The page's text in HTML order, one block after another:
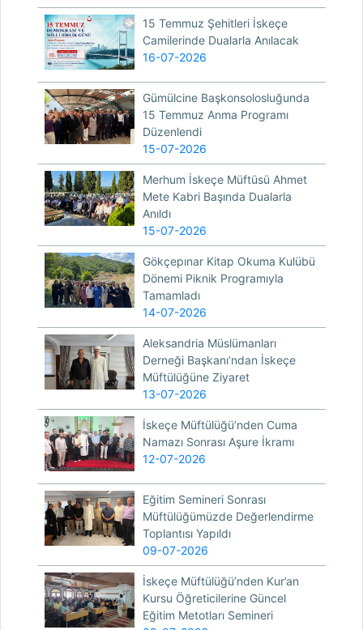
15 Temmuz Şehitleri İskeçe
Camilerinde Dualarla Anılacak
16-07-2026
Gümülcine Başkonsolosluğunda
15 Temmuz Anma Programı
Düzenlendi
15-07-2026
Merhum İskeçe Müftüsü Ahmet
Mete Kabri Başında Dualarla
Anıldı
15-07-2026
Gökçepınar Kitap Okuma Kulübü
Dönemi Piknik Programıyla
Tamamladı
14-07-2026
Aleksandria Müslümanları
Derneği Başkanı’ndan İskeçe
Müftülüğüne Ziyaret
13-07-2026
İskeçe Müftülüğü’nden Cuma
Namazı Sonrası Aşure İkramı
12-07-2026
Eğitim Semineri Sonrası
Müftülüğümüzde Değerlendirme
Toplantısı Yapıldı
09-07-2026
İskeçe Müftülüğü’nden Kur’an
Kursu Öğreticilerine Güncel
Eğitim Metotları Semineri